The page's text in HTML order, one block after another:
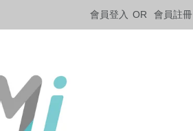
會員登入 OR 會員註冊